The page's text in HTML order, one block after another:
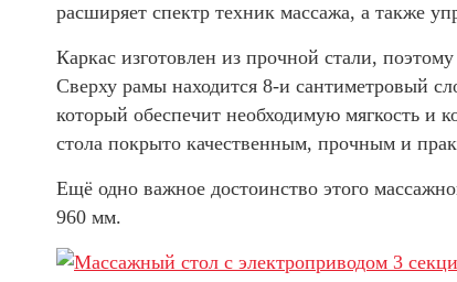
расширяет спектр техник массажа, а также
Каркас изготовлен из прочной стали,
Сверху рамы находится 8-и сантиметровый
который обеспечит необходимую мягкость и
стола покрыто качественным, прочным и
Ещё одно важное достоинство этого
960 мм.